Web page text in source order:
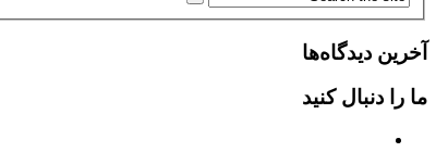
آخرین دیدگاه‌ها
ما را دنبال کنید